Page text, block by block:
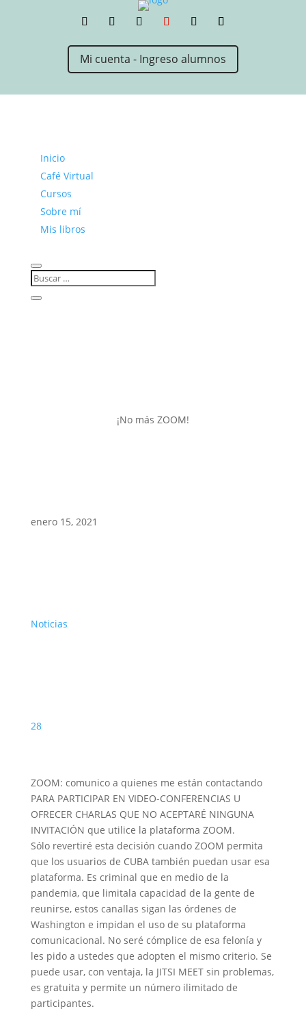
Mi cuenta - Ingreso alumnos
Inicio
Café Virtual
Cursos
Sobre mí
Mis libros
¡No más ZOOM!
enero 15, 2021
Noticias
28
ZOOM: comunico a quienes me están contactando
PARA PARTICIPAR EN VIDEO-CONFERENCIAS U
OFRECER CHARLAS QUE NO ACEPTARÉ NINGUNA
INVITACIÓN que utilice la plataforma ZOOM.
Sólo revertiré esta decisión cuando ZOOM permita
que los usuarios de CUBA también puedan usar esa
plataforma. Es criminal que en medio de la
pandemia, que limitala capacidad de la gente de
reunirse, estos canallas sigan las órdenes de
Washington e impidan el uso de su plataforma
comunicacional. No seré cómplice de esa felonía y
les pido a ustedes que adopten el mismo criterio. Se
puede usar, con ventaja, la JITSI MEET sin problemas,
es gratuita y permite un número ilimitado de
participantes.